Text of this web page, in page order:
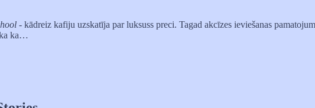
- kādreiz kafiju uzskatīja par luksuss preci. Tagad akcīzes ieviešanas
ka ka…